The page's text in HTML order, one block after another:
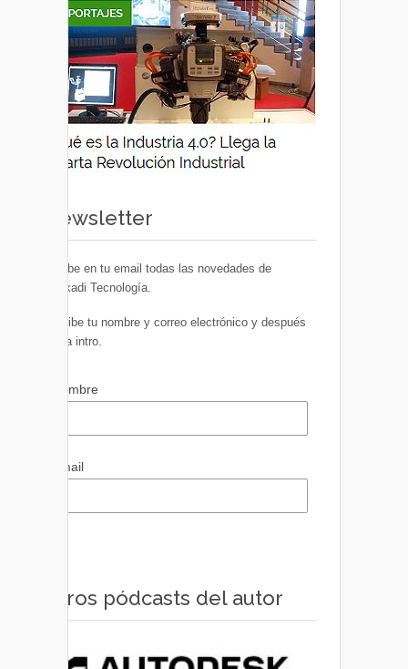
Newsletter
Recibe en tu email todas las novedades de
Euskadi Tecnología.
Escribe tu nombre y correo electrónico y después
pulsa intro.
Nombre
Email
Otros pódcasts del autor